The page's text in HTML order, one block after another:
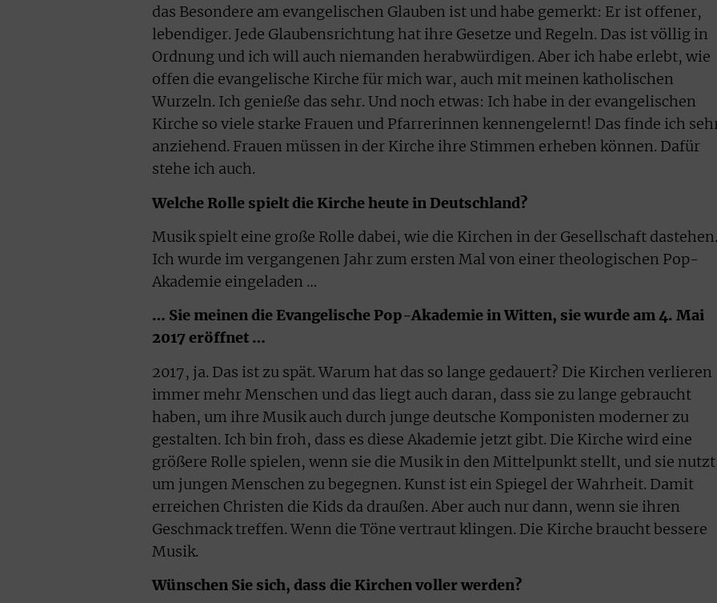
das Besondere am evangelischen Glauben ist und habe gemerkt: Er ist offener,
lebendiger. Jede Glaubensrichtung hat ihre Gesetze und Regeln. Das ist völlig in
Ordnung und ich will auch niemanden herabwürdigen. Aber ich habe erlebt, wie
offen die evangelische Kirche für mich war, auch mit meinen katholischen
Wurzeln. Ich genieße das sehr. Und noch etwas: Ich habe in der evangelischen
Kirche so viele starke Frauen und Pfarrerinnen kennengelernt! Das finde ich
anziehend. Frauen müssen in der Kirche ihre Stimmen erheben können. Dafür
stehe ich auch.
Welche Rolle spielt die Kirche heute in Deutschland?
Musik spielt eine große Rolle dabei, wie die Kirchen in der Gesellschaft dastehen.
Ich wurde im vergangenen Jahr zum ersten Mal von einer theologischen Pop-
Akademie eingeladen …
… Sie meinen die Evangelische Pop-Akademie in Witten, sie wurde am 4. Mai
2017 eröffnet …
2017, ja. Das ist zu spät. Warum hat das so lange gedauert? Die Kirchen verlieren
immer mehr Menschen und das liegt auch daran, dass sie zu lange gebraucht
haben, um ihre Musik auch durch junge deutsche Komponisten moderner zu
gestalten. Ich bin froh, dass es diese Akademie jetzt gibt. Die Kirche wird eine
größere Rolle spielen, wenn sie die Musik in den Mittelpunkt stellt, und sie
um jungen Menschen zu begegnen. Kunst ist ein Spiegel der Wahrheit. Damit
erreichen Christen die Kids da draußen. Aber auch nur dann, wenn sie ihren
Geschmack treffen. Wenn die Töne vertraut klingen. Die Kirche braucht bessere
Musik.
Wünschen Sie sich, dass die Kirchen voller werden?